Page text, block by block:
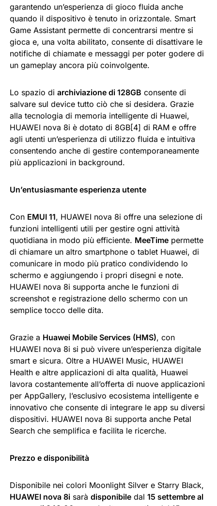
garantendo un’esperienza di gioco fluida anche
quando il dispositivo è tenuto in orizzontale. Smart
Game Assistant permette di concentrarsi mentre si
gioca e, una volta abilitato, consente di disattivare le
notifiche di chiamate e messaggi per poter godere di
un gameplay ancora più coinvolgente.
Lo spazio di archiviazione di 128GB consente di
salvare sul device tutto ciò che si desidera. Grazie
alla tecnologia di memoria intelligente di Huawei,
HUAWEI nova 8i è dotato di 8GB[4] di RAM e offre
agli utenti un’esperienza di utilizzo fluida e intuitiva
consentendo anche di gestire contemporaneamente
più applicazioni in background.
Un’entusiasmante esperienza utente
Con EMUI 11, HUAWEI nova 8i offre una selezione di
funzioni intelligenti utili per gestire ogni attività
quotidiana in modo più efficiente. MeeTime permette
di chiamare un altro smartphone o tablet Huawei, di
comunicare in modo più pratico condividendo lo
schermo e aggiungendo i propri disegni e note.
HUAWEI nova 8i supporta anche le funzioni di
screenshot e registrazione dello schermo con un
semplice tocco delle dita.
Grazie a Huawei Mobile Services (HMS), con
HUAWEI nova 8i si può vivere un’esperienza digitale
smart e sicura. Oltre a HUAWEI Music, HUAWEI
Health e altre applicazioni di alta qualità, Huawei
lavora costantemente all’offerta di nuove applicazioni
per AppGallery, l’esclusivo ecosistema intelligente e
innovativo che consente di integrare le app su diversi
dispositivi. HUAWEI nova 8i supporta anche Petal
Search che semplifica e facilita le ricerche.
Prezzo e disponibilità
Disponibile nei colori Moonlight Silver e Starry Black,
HUAWEI nova 8i sarà disponibile dal 15 settembre al